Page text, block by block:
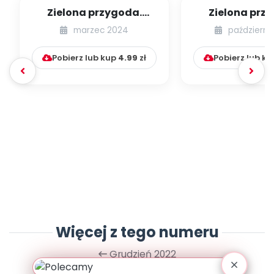
Zielona przygoda.
Wiosenny medal
marzec 2024
Pobierz lub kup 4.99 zł
Zielona
Pobierz lub
Więcej z tego numeru
Grudzień 2022